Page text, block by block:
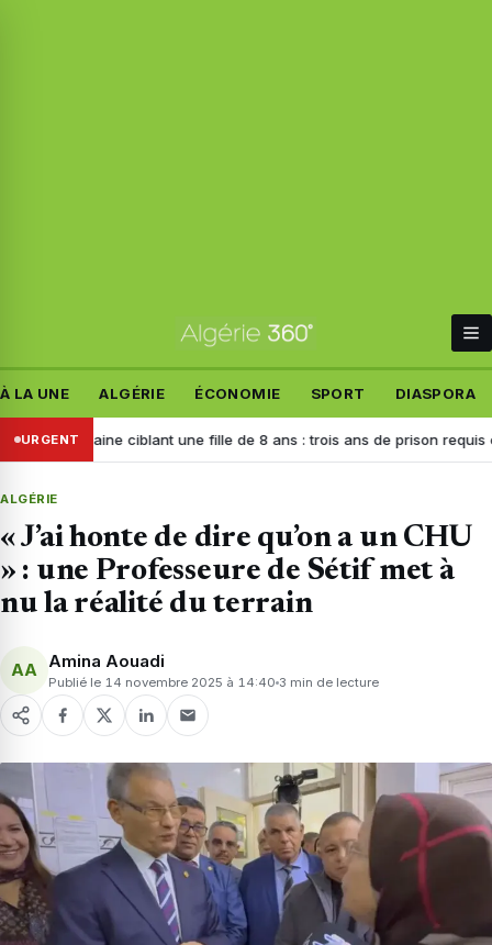
À LA UNE ALGÉRIE ÉCONOMIE SPORT DIASPORA
URGENT
haine ciblant une fille de 8 ans : trois ans de prison requis contre
ALGÉRIE
« J’ai honte de dire qu’on a un CHU
» : une Professeure de Sétif met à
nu la réalité du terrain
AA Amina Aouadi
Publié le 14 novembre 2025 à 14:40 3 min de lecture